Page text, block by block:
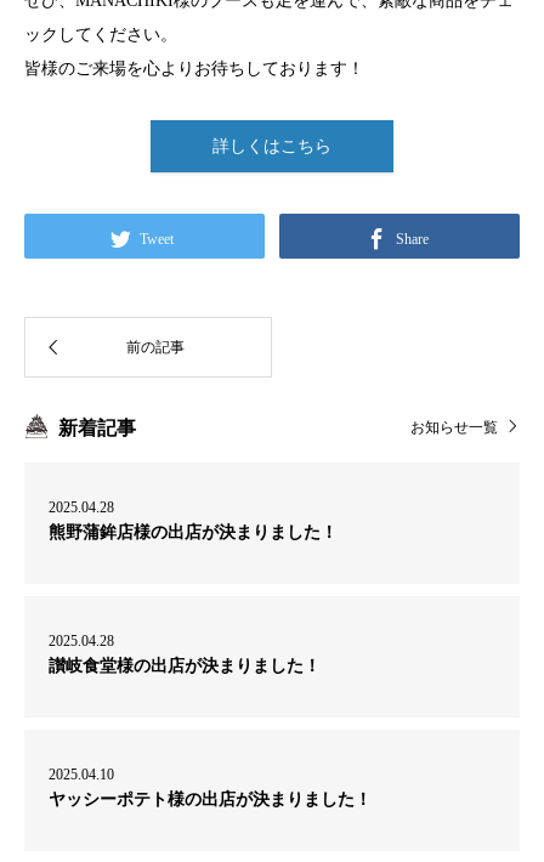
ックしてください。
皆様のご来場を心よりお待ちしております！
詳しくはこちら
Tweet Share
新着記事 お知らせ一覧
2025.04.28
熊野蒲鉾店様の出店が決まりました！
2025.04.28
讃岐食堂様の出店が決まりました！
2025.04.10
ヤッシーポテト様の出店が決まりました！